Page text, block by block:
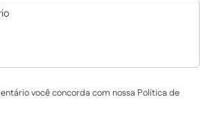
você concorda com nossa Política de